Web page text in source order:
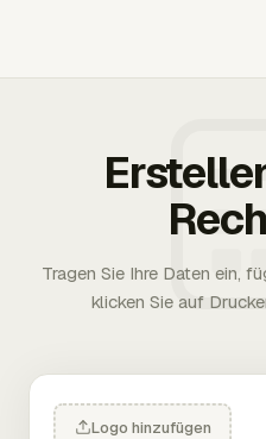
Tragen Sie Ihre Daten ein,
klicken Sie auf
Logo hinzufügen